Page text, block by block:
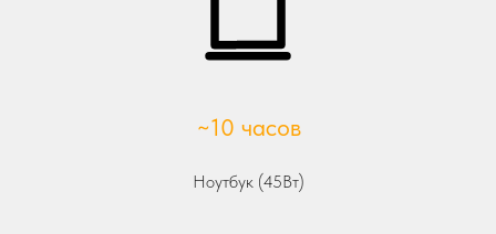
~10 часов
Ноутбук (45Вт)